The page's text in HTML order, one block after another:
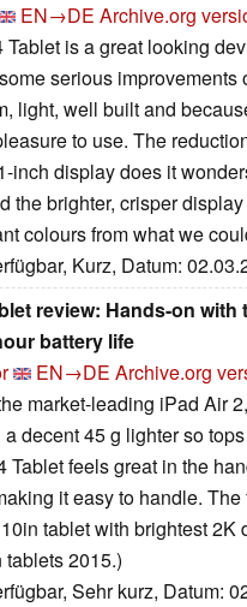
EN→DE Archive.org
is a great looking
serious improvements
light, well built and
to use. The
inch display does it
the brighter, crisper
colours from what we
Kurz, Datum:
review: Hands-on with
battery life
EN→DE Archive.org
market-leading iPad Air
decent 45 g lighter so
Tablet feels great in the
it easy to handle. The
tablet with brightest 2K
2015.)
Sehr kurz, Datum: